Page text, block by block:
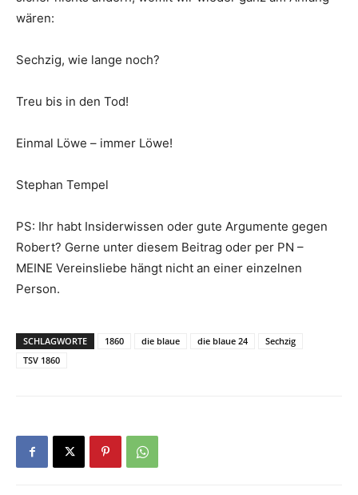
wären:
Sechzig, wie lange noch?
Treu bis in den Tod!
Einmal Löwe – immer Löwe!
Stephan Tempel
PS: Ihr habt Insiderwissen oder gute Argumente gegen
Robert? Gerne unter diesem Beitrag oder per PN –
MEINE Vereinsliebe hängt nicht an einer einzelnen
Person.
SCHLAGWORTE 1860 die blaue die blaue 24
Sechzig
TSV 1860